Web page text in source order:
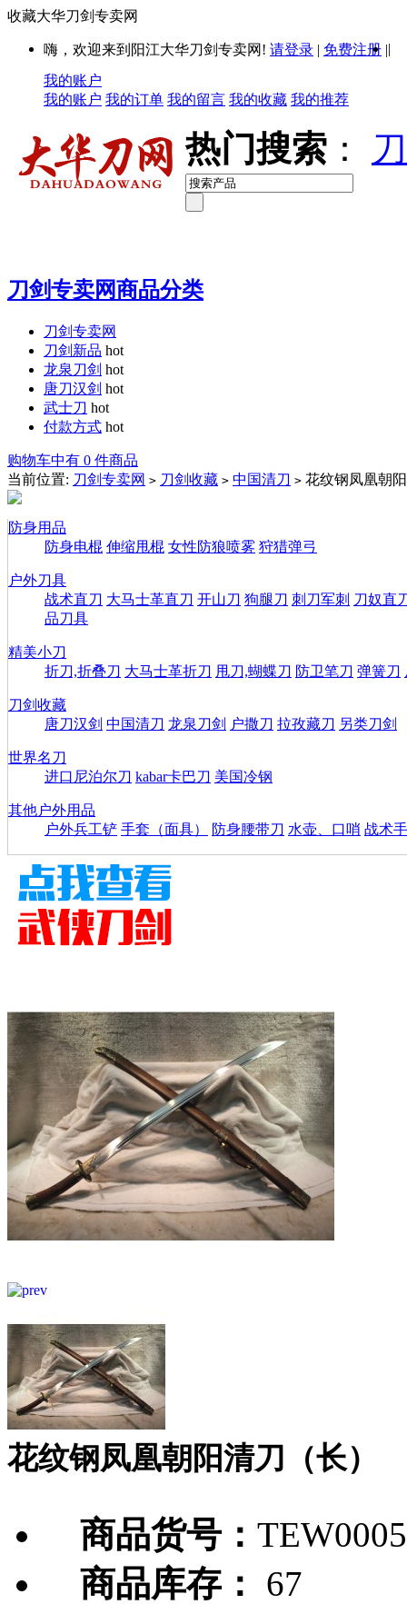
收藏大华刀剑专卖网
嗨，欢迎来到阳江大华刀剑专卖网! 请登录 | 免费注册 ||
我的账户
我的账户 我的订单 我的留言 我的收藏 我的推荐
热门搜索 ：
刀剑专卖网商品分类
刀剑专卖网
刀剑新品 hot
龙泉刀剑 hot
唐刀汉剑 hot
武士刀 hot
付款方式 hot
购物车中有 0 件商品
当前位置: 刀剑专卖网 > 刀剑收藏 > 中国清刀 > 花纹钢凤凰朝
防身用品
防身电棍 伸缩甩棍 女性防狼喷雾 狩猎弹弓
户外刀具
战术直刀 大马士革直刀 开山刀 狗腿刀 刺刀军刺 刀奴直
品刀具
精美小刀
折刀,折叠刀 大马士革折刀 甩刀,蝴蝶刀 防卫笔刀 弹簧刀
刀剑收藏
唐刀汉剑 中国清刀 龙泉刀剑 户撒刀 拉孜藏刀 另类刀剑
世界名刀
进口尼泊尔刀 kabar卡巴刀 美国冷钢
其他户外用品
户外兵工铲 手套（面具） 防身腰带刀 水壶、口哨 战术
花纹钢凤凰朝阳清刀（长）
商品货号：
商品库存：
67